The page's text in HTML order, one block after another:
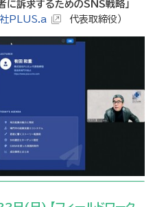
に訴求するためのSNS戦略」
PLUS.a 代表取締役）